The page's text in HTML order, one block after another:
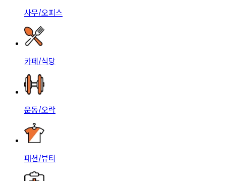
사무/오피스
카페/식당
운동/오락
패션/뷰티